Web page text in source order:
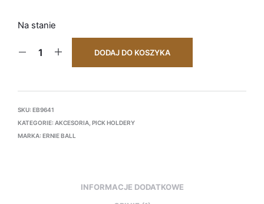
Na stanie
DODAJ DO KOSZYKA
SKU: EB9641
KATEGORIE: AKCESORIA PICK HOLDERY
MARKA: ERNIE BALL
INFORMACJE DODATKOWE